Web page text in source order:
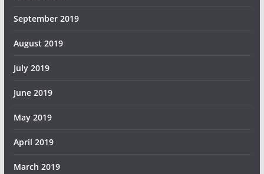
September 2019
August 2019
July 2019
June 2019
May 2019
April 2019
March 2019